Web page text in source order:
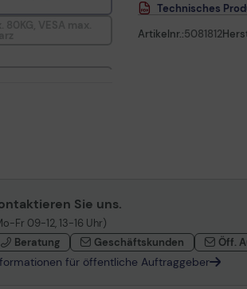
80KG, VESA max.
80KG, VESA max.
80KG, VESA max.
Technisches
Artikelnr.:5081812
Sie uns.
Fr 09-12, 13-16 Uhr)
Beratung
Geschäftskunden Öff.
für öffentliche Auftraggeber